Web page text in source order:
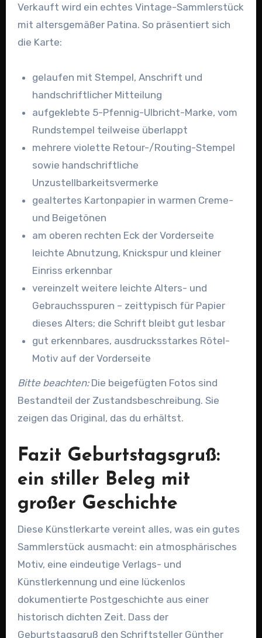
Verkauft wird ein echtes Vintage-Sammlerstück
mit altersgemäßer Patina. So präsentiert sich
die Karte:
gelaufen mit Stempel, Anschrift und
handschriftlicher Mitteilung
aufgeklebte 5-Pfennig-Ulbricht-Marke, vom
Rundstempel teilweise überlappt
mehrere violette Retour-/Routing-Stempel
sowie handschriftliche
Unzustellbarkeitsvermerke
gealtertes Kartonpapier in warmen Creme-
und Beigetönen
am oberen rechten Eck der Vorderseite
leichte Abnutzung, Knickspur und kleiner
Einriss erkennbar
vereinzelt weitere leichte Alters- und
Gebrauchsspuren – zeittypisch für Papier
dieses Alters; die Schrift bleibt gut lesbar
gut erkennbares, ausdrucksstarkes Rötel-
Motiv auf der Vorderseite
Bitte beachten:Die beigefügten Fotos sind
Bestandteil der Zustandsbeschreibung. Sie
zeigen das Original, das du erhältst.
Fazit Geburtstagsgruß:
ein stiller Beleg mit
großer Geschichte
Diese Künstlerkarte vereint alles, was ein gutes
Sammlerstück ausmacht: ein atmosphärisches
Motiv, eine eindeutige Verlags- und
Künstlerkennung und eine lückenlos
dokumentierte Postgeschichte aus einer
historisch dichten Zeit. Dass der
Geburtstagsgruß den Schriftsteller Günther